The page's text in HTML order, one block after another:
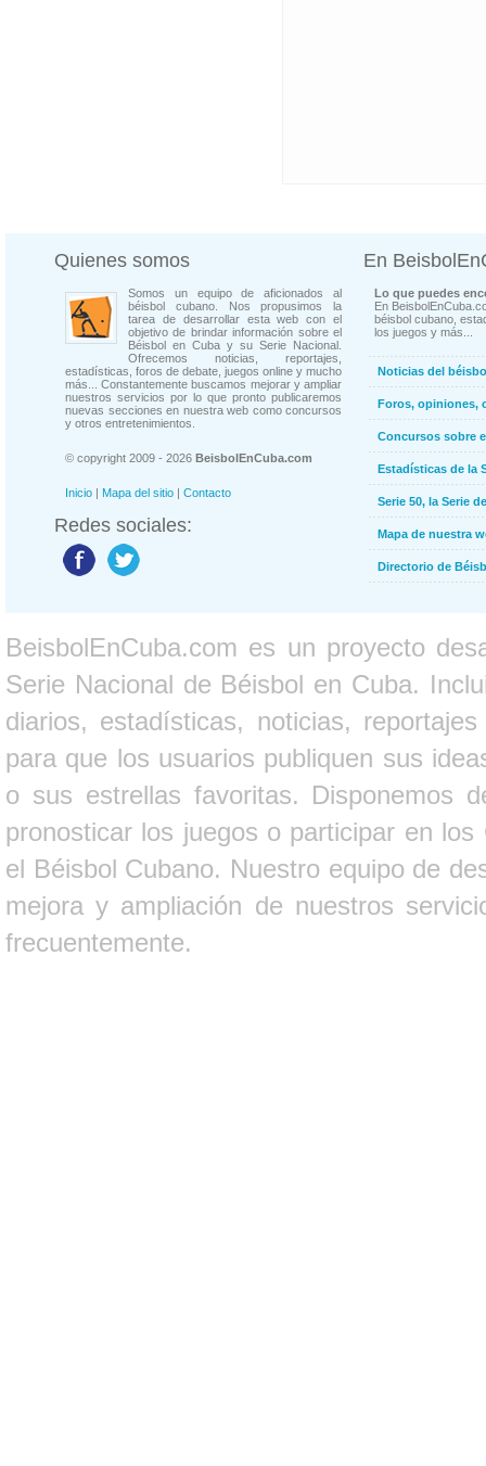
Quienes somos
Somos un equipo de aficionados al
béisbol cubano. Nos propusimos la
tarea de desarrollar esta web con el
objetivo de brindar información sobre el
Béisbol en Cuba y su Serie Nacional.
Ofrecemos noticias, reportajes,
estadísticas, foros de debate, juegos online y mucho
más... Constantemente buscamos mejorar y ampliar
nuestros servicios por lo que pronto publicaremos
nuevas secciones en nuestra web como concursos
y otros entretenimientos.
© copyright 2009 - 2026 BeisbolEnCuba.com
Inicio | Mapa del sitio | Contacto
Redes sociales:
En
Lo que puedes
En
béisbol cubano,
los juegos y más...
Noticias del
Foros, opiniones,
Concursos sobre
Estadísticas de la
Serie 50, la Serie
Mapa de nuestra
Directorio de
BeisbolEnCuba.com es un proyecto
Serie Nacional de Béisbol en Cuba.
diarios, estadísticas, noticias,
para que los usuarios publiquen sus
o sus estrellas favoritas. Disponemos
pronosticar los juegos o participar en
el Béisbol Cubano. Nuestro equipo de
mejora y ampliación de nuestros
frecuentemente.